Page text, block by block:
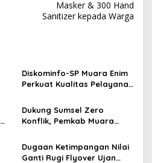
Masker & 300 Hand
Sanitizer kepada Warga
Diskominfo-SP Muara Enim
Perkuat Kualitas Pelayanan
LAPOR dan PPID
Dukung Sumsel Zero
Konflik, Pemkab Muara
Cegah Intoleransi dan
Radikalisme
Dugaan Ketimpangan Nilai
Ganti Rugi Flyover Ujan